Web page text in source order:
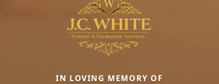
IN LOVING MEMORY OF